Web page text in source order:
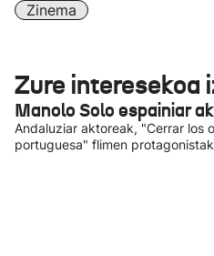
Zinema
Zure interesekoa
Manolo Solo espainiar
Andaluziar aktoreak, "Cerrar los
portuguesa" flimen